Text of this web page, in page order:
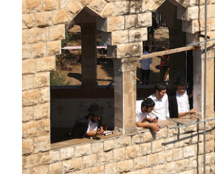
Sport
Mondiali
PODCAST
NEWSLETTER
I MIEI PREFERITI